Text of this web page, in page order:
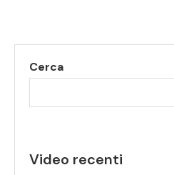
Cerca
Video recenti